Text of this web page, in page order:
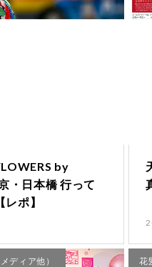
by
本橋 行って
ポ】
ディア他） 花